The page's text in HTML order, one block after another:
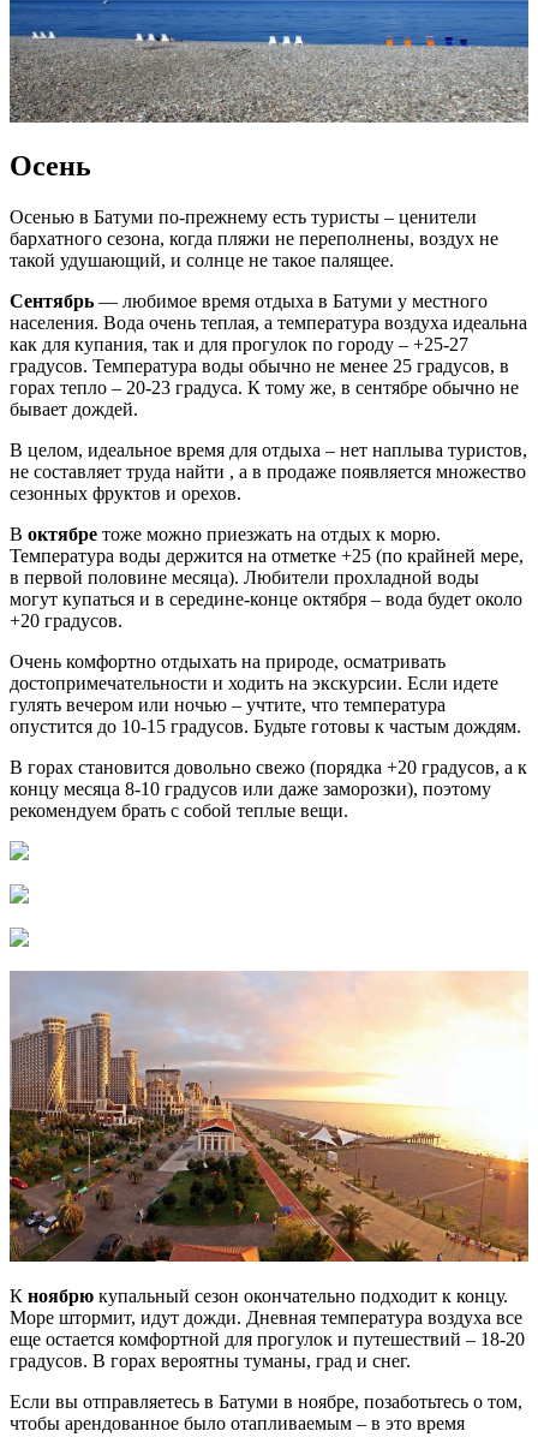
Осень
Осенью в Батуми по-прежнему есть туристы – ценители
бархатного сезона, когда пляжи не переполнены, воздух не
такой удушающий, и солнце не такое палящее.
Сентябрь — любимое время отдыха в Батуми у местного
населения. Вода очень теплая, а температура воздуха идеальна
как для купания, так и для прогулок по городу – +25-27
градусов. Температура воды обычно не менее 25 градусов, в
горах тепло – 20-23 градуса. К тому же, в сентябре обычно не
бывает дождей.
В целом, идеальное время для отдыха – нет наплыва туристов,
не составляет труда найти , а в продаже появляется множество
сезонных фруктов и орехов.
В октябре тоже можно приезжать на отдых к морю.
Температура воды держится на отметке +25 (по крайней мере,
в первой половине месяца). Любители прохладной воды
могут купаться и в середине-конце октября – вода будет около
+20 градусов.
Очень комфортно отдыхать на природе, осматривать
достопримечательности и ходить на экскурсии. Если идете
гулять вечером или ночью – учтите, что температура
опустится до 10-15 градусов. Будьте готовы к частым дождям.
В горах становится довольно свежо (порядка +20 градусов, а к
концу месяца 8-10 градусов или даже заморозки), поэтому
рекомендуем брать с собой теплые вещи.
К ноябрю купальный сезон окончательно подходит к концу.
Море штормит, идут дожди. Дневная температура воздуха все
еще остается комфортной для прогулок и путешествий – 18-20
градусов. В горах вероятны туманы, град и снег.
Если вы отправляетесь в Батуми в ноябре, позаботьтесь о том,
чтобы арендованное было отапливаемым – в это время